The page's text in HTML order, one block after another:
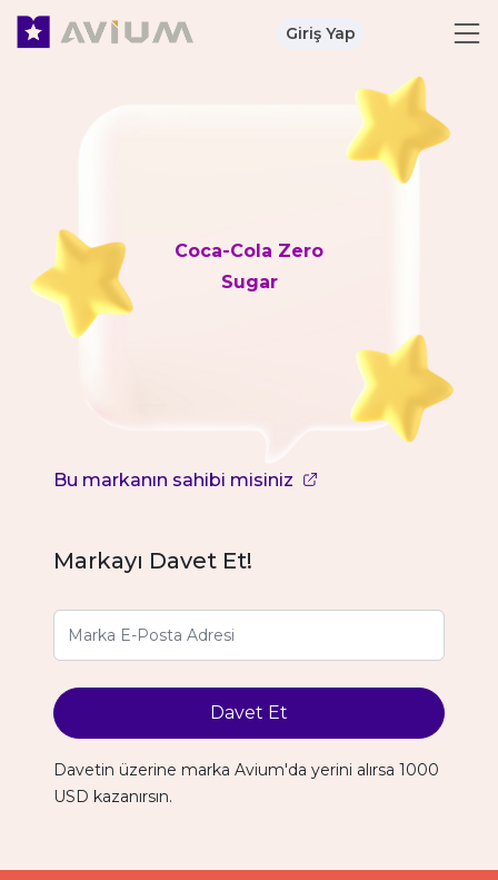
Giriş Yap
Coca-Cola Zero
Sugar
Bu markanın sahibi misiniz
Markayı Davet Et!
Davet Et
Davetin üzerine marka Avium'da yerini alırsa 1000
USD kazanırsın.